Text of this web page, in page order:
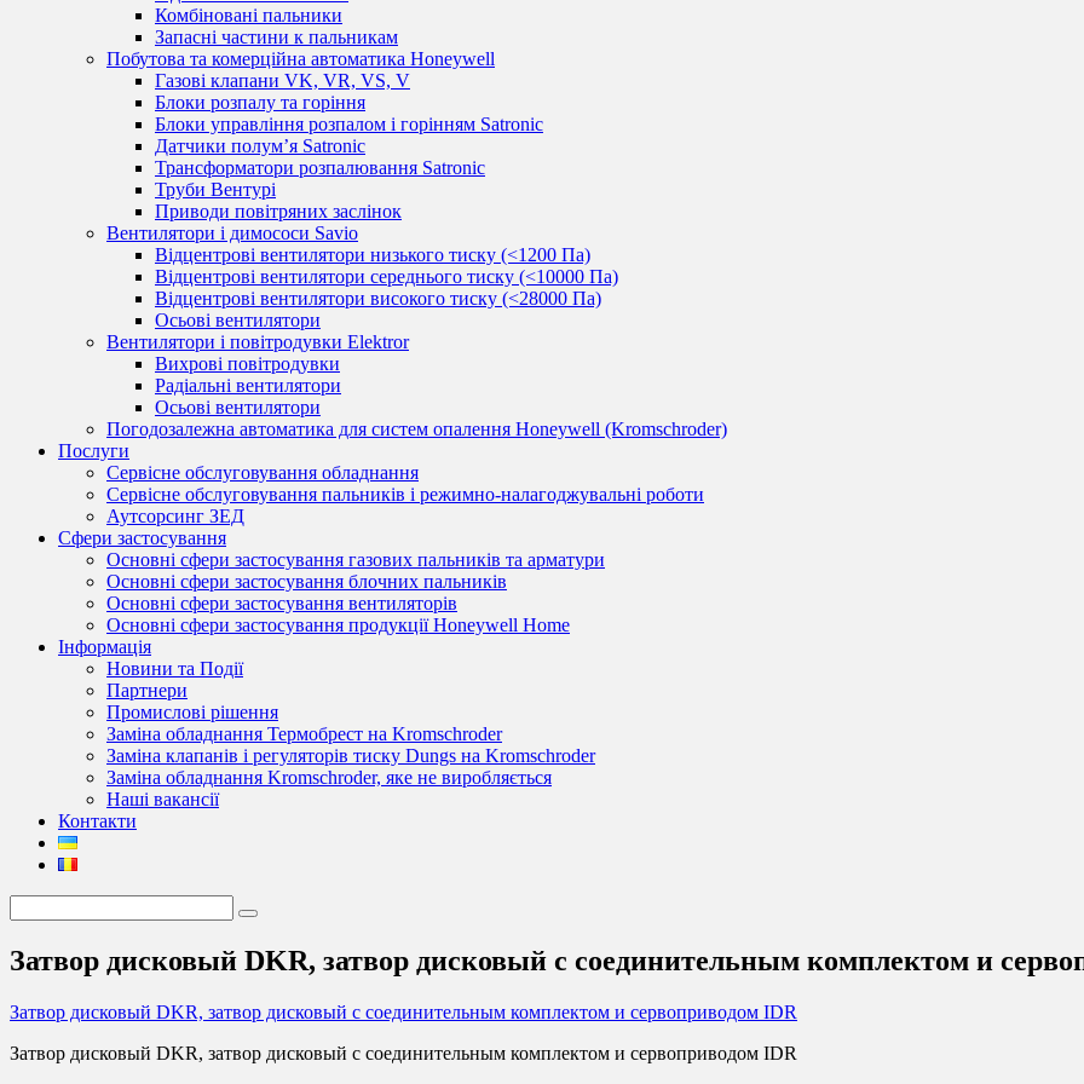
Комбіновані пальники
Запасні частини к пальникам
Побутова та комерційна автоматика Honeywell
Газові клапани VK, VR, VS, V
Блоки розпалу та горіння
Блоки управління розпалом і горінням Satronic
Датчики полум’я Satronic
Трансформатори розпалювання Satronic
Труби Вентурі
Приводи повітряних заслінок
Вентилятори і димососи Savio
Відцентрові вентилятори низького тиску (<1200 Па)
Відцентрові вентилятори середнього тиску (<10000 Па)
Відцентрові вентилятори високого тиску (<28000 Па)
Осьові вентилятори
Вентилятори і повітродувки Elektror
Вихрові повітродувки
Радіальні вентилятори
Осьові вентилятори
Погодозалежна автоматика для систем опалення Honeywell (Kromschroder)
Послуги
Сервісне обслуговування обладнання
Сервісне обслуговування пальників і режимно-налагоджувальні роботи
Аутсорсинг ЗЕД
Сфери застосування
Основні сфери застосування газових пальників та арматури
Основні сфери застосування блочних пальників
Основні сфери застосування вентиляторів
Основні сфери застосування продукції Honeywell Home
Інформація
Новини та Події
Партнери
Промислові рішення
Заміна обладнання Термобрест на Kromschroder
Заміна клапанів і регуляторів тиску Dungs на Kromschroder
Заміна обладнання Kromschroder, яке не виробляється
Наші вакансії
Контакти
Затвор дисковый DKR, затвор дисковый с соединительным комплектом и
Затвор дисковый DKR, затвор дисковый с соединительным комплектом и сервоприводом IDR
Затвор дисковый DKR, затвор дисковый с соединительным комплектом и сервоприводом IDR